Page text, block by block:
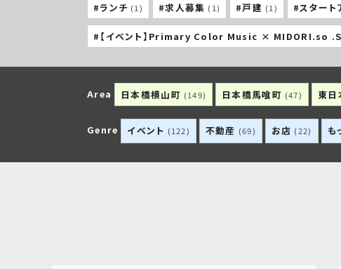
#ランチ (1) #求人募集 (1) #戸建 (1) #スタート
#【イベント】Primary Color Music × MIDORI.so
Area 日本橋横山町 (149) 日本橋馬喰町 (47) 東日
Genre イベント (122) 不動産 (69) お店 (22) も